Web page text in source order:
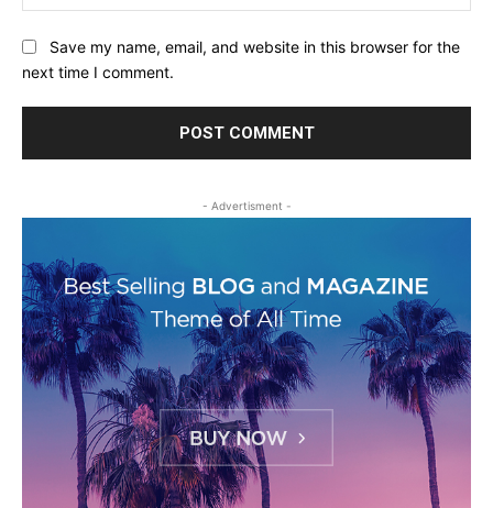
Save my name, email, and website in this browser for the
next time I comment.
- Advertisment -